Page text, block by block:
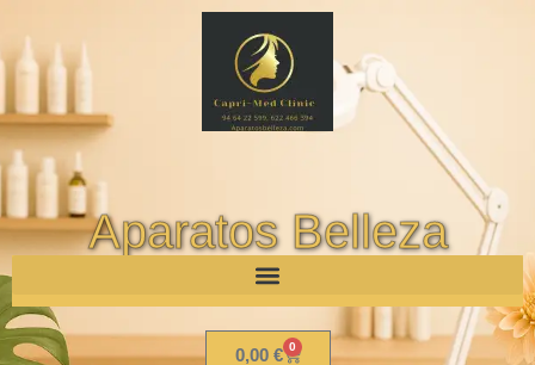
Aparatos Belleza
0,00 € 0